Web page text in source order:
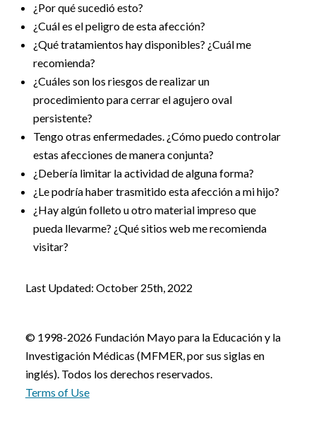
¿Por qué sucedió esto?
¿Cuál es el peligro de esta afección?
¿Qué tratamientos hay disponibles? ¿Cuál me
recomienda?
¿Cuáles son los riesgos de realizar un
procedimiento para cerrar el agujero oval
persistente?
Tengo otras enfermedades. ¿Cómo puedo controlar
estas afecciones de manera conjunta?
¿Debería limitar la actividad de alguna forma?
¿Le podría haber trasmitido esta afección a mi hijo?
¿Hay algún folleto u otro material impreso que
pueda llevarme? ¿Qué sitios web me recomienda
visitar?
Last Updated: October 25th, 2022
© 1998-2026 Fundación Mayo para la Educación y la
Investigación Médicas (MFMER, por sus siglas en
inglés). Todos los derechos reservados.
Terms of Use